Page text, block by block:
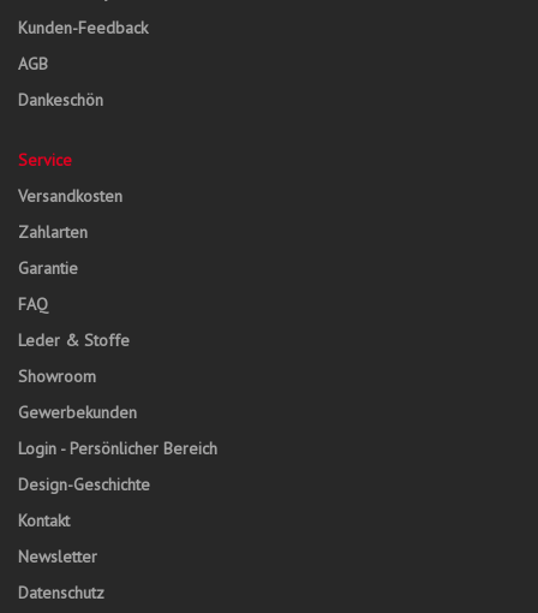
Kunden-Feedback
AGB
Dankeschön
Service
Versandkosten
Zahlarten
Garantie
FAQ
Leder & Stoffe
Showroom
Gewerbekunden
Login - Persönlicher Bereich
Design-Geschichte
Kontakt
Newsletter
Datenschutz